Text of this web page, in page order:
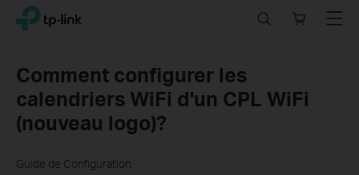
Click
navigation
TP-Link, Reliably Smart
store
Menu
Comment configurer les
calendriers WiFi d'un CPL WiFi
(nouveau logo)?
Guide de Configuration